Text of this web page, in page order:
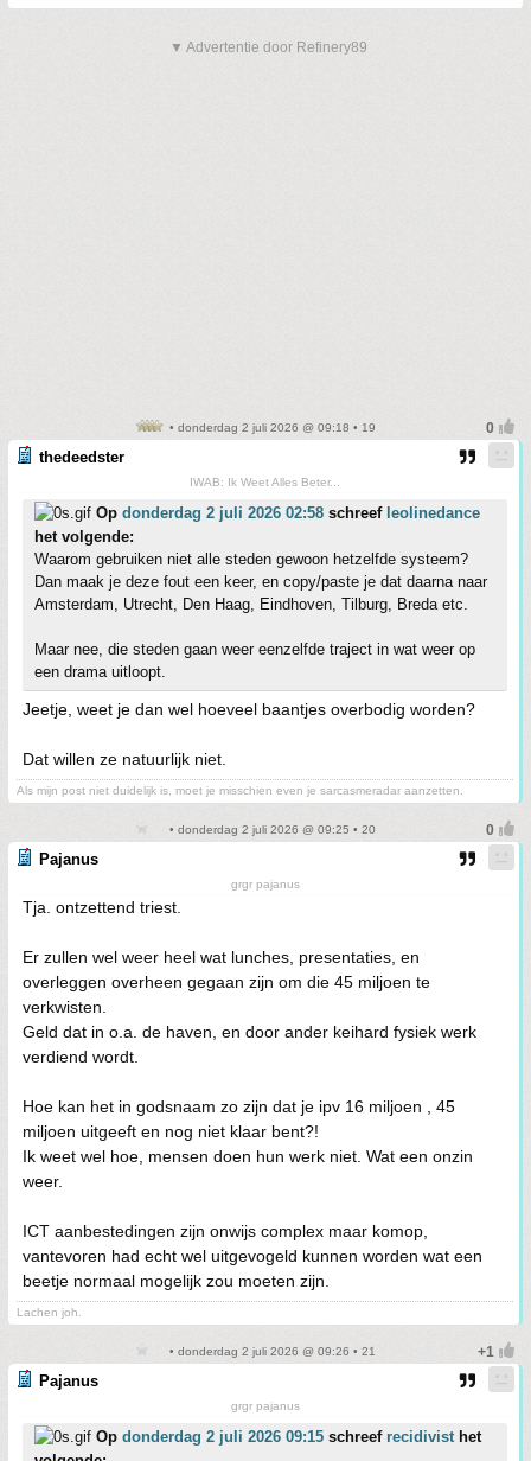
▼ Advertentie door Refinery89
• donderdag 2 juli 2026 @ 09:18 • 19
thedeedster
IWAB: Ik Weet Alles Beter...
Op donderdag 2 juli 2026 02:58 schreef leolinedance
het volgende:
Waarom gebruiken niet alle steden gewoon hetzelfde systeem?
Dan maak je deze fout een keer, en copy/paste je dat daarna naar
Amsterdam, Utrecht, Den Haag, Eindhoven, Tilburg, Breda etc.
Maar nee, die steden gaan weer eenzelfde traject in wat weer op
een drama uitloopt.
Jeetje, weet je dan wel hoeveel baantjes overbodig worden?
Dat willen ze natuurlijk niet.
Als mijn post niet duidelijk is, moet je misschien even je sarcasmeradar aanzetten.
• donderdag 2 juli 2026 @ 09:25 • 20
Pajanus
grgr pajanus
Tja. ontzettend triest.
Er zullen wel weer heel wat lunches, presentaties, en
overleggen overheen gegaan zijn om die 45 miljoen te
verkwisten.
Geld dat in o.a. de haven, en door ander keihard fysiek werk
verdiend wordt.
Hoe kan het in godsnaam zo zijn dat je ipv 16 miljoen , 45
miljoen uitgeeft en nog niet klaar bent?!
Ik weet wel hoe, mensen doen hun werk niet. Wat een onzin
weer.
ICT aanbestedingen zijn onwijs complex maar komop,
vantevoren had echt wel uitgevogeld kunnen worden wat een
beetje normaal mogelijk zou moeten zijn.
Lachen joh.
• donderdag 2 juli 2026 @ 09:26 • 21
Pajanus
grgr pajanus
Op donderdag 2 juli 2026 09:15 schreef recidivisthet